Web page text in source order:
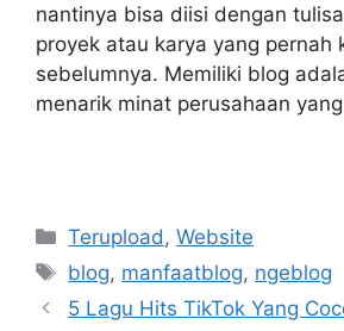
nantinya bisa diisi dengan
proyek atau karya yang pernah
sebelumnya. Memiliki blog
menarik minat perusahaan
Kategori
Terupload,Website
Tag
blog, manfaatblog, ngeblog
5 Lagu Hits TikTok Yang